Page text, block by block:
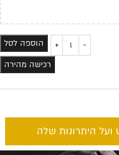
הוספה לסל
רכישה מהירה
היתרונות שלה​